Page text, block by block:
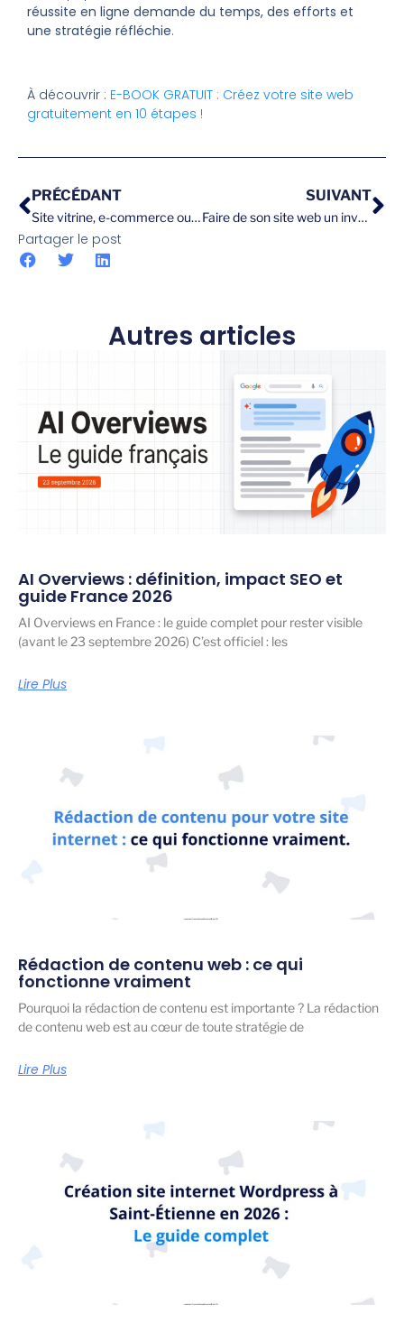
réussite en ligne demande du temps, des efforts et
une stratégie réfléchie.
À découvrir : E-BOOK GRATUIT : Créez votre site web
gratuitement en 10 étapes !
PRÉCÉDANT
Site vitrine, e-commerce ou blog : quelles différences ?
SUIVANT
Faire de son site web un investissement rentable et durable
Partager le post
Autres articles
AI Overviews : définition, impact SEO et
guide France 2026
AI Overviews en France : le guide complet pour rester visible
(avant le 23 septembre 2026) C’est officiel : les
Lire Plus
Rédaction de contenu web : ce qui
fonctionne vraiment
Pourquoi la rédaction de contenu est importante ? La rédaction
de contenu web est au cœur de toute stratégie de
Lire Plus